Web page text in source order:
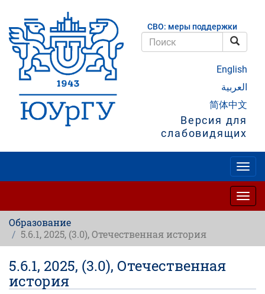
основному
содержанию
СВО: меры поддержки
English
العربية
简体中文
Версия для
слабовидящих
Образование
5.6.1, 2025, (3.0), Отечественная история
5.6.1, 2025, (3.0), Отечественная
история